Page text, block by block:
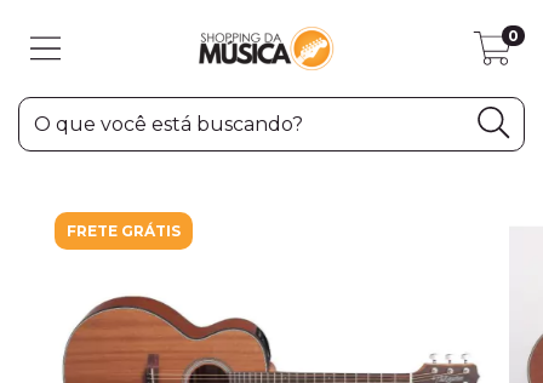
0
FRETE GRÁTIS